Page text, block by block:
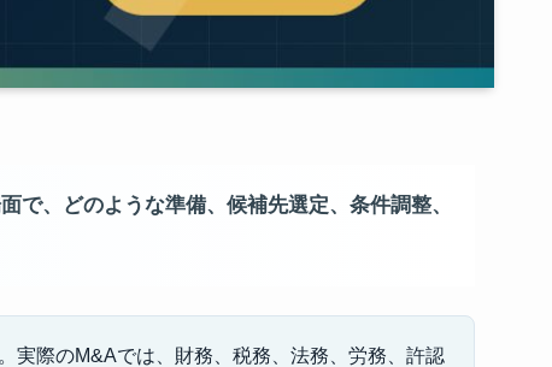
、どのような準備、候補先選定、条件調整、
実際のM&Aでは、財務、税務、法務、労務、許認